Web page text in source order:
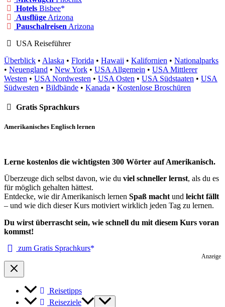
Hotels Bisbee
Ausflüge Arizona
Pauschalreisen Arizona
USA Reiseführer
Überblick • Alaska • Florida • Hawaii • Kalifornien • Nationalparks
• Neuengland • New York • USA Allgemein • USA Mittlerer
Westen • USA Nordwesten • USA Osten • USA Südstaaten • USA
Südwesten • Bildbände • Kanada • Kostenlose Broschüren
Gratis Sprachkurs
Amerikanisches Englisch lernen
Lerne kostenlos die wichtigsten 300 Wörter auf Amerikanisch.
Überzeuge dich selbst davon, wie du viel schneller lernst, als du es
für möglich gehalten hättest.
Entdecke, wie dir Amerikanisch lernen Spaß macht und leicht fällt
– und wie dich dieser Kurs motiviert wirklich jeden Tag zu lernen.
Du wirst überrascht sein, wie schnell du mit diesem Kurs voran
kommst!
zum Gratis Sprachkurs
Anzeige
Reisetipps
Reiseziele